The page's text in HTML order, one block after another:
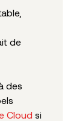
de
des
Cloud si